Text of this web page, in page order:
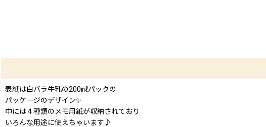
表紙は白バラ牛乳の200㎖パックの
パッケージのデザイン✨
中には４種類のメモ用紙が収納されており
いろんな用途に使えちゃいます♪